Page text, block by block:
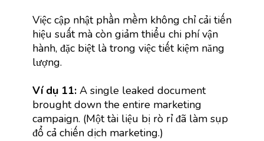
Việc cập nhật phần mềm không chỉ cải tiến
hiệu suất mà còn giảm thiểu chi phí vận
hành, đặc biệt là trong việc tiết kiệm năng
lượng.
Ví dụ 11:A single leaked document
brought down the entire marketing
campaign. (Một tài liệu bị rò rỉ đã làm sụp
đổ cả chiến dịch marketing.)